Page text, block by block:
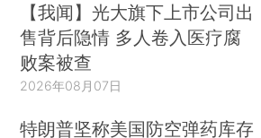
【我闻】光大旗下上市公司出
售背后隐情 多人卷入医疗腐
败案被查
2026年08月07日
特朗普坚称美国防空弹药库存